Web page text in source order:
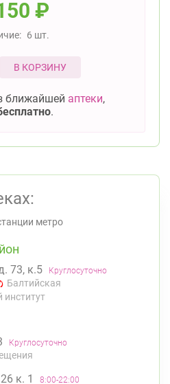
₽
6 шт.
В КОРЗИНУ
ближайшей аптеки,
.
метро
73, к.5 Круглосуточно
Балтийская
институт
Круглосуточно
к. 1 8:00-22:00